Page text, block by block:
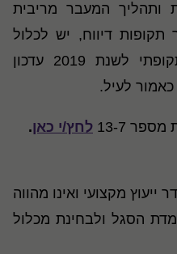
ותהליך המעבר מריבית
דיווח, יש לכלול
בדוחות העוקבים לדוח התקופתי לשנת 2019 עדכון
לעיל.
13-7 לחץ/י כאן.
ייעוץ מקצועי ואינו מהווה
הסגל ולבחינת מכלול